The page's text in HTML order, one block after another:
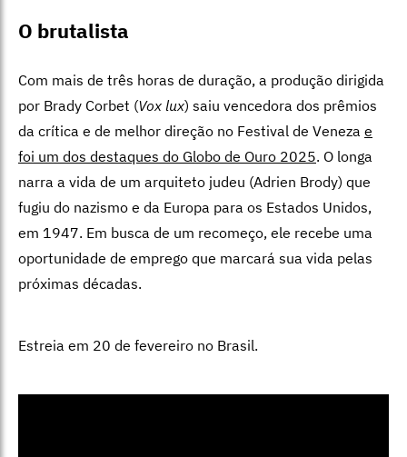
O brutalista
Com mais de três horas de duração, a produção dirigida
por Brady Corbet (Vox lux) saiu vencedora dos prêmios
da crítica e de melhor direção no Festival de Veneza e
foi um dos destaques do Globo de Ouro 2025. O longa
narra a vida de um arquiteto judeu (Adrien Brody) que
fugiu do nazismo e da Europa para os Estados Unidos,
em 1947. Em busca de um recomeço, ele recebe uma
oportunidade de emprego que marcará sua vida pelas
próximas décadas.
Estreia em 20 de fevereiro no Brasil.